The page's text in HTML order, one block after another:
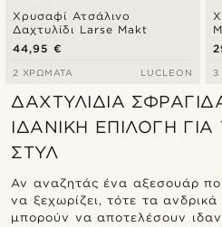
Χρυσαφί Ατσάλινο
Δαχτυλίδι Larse Makt
44,95 €
2 ΧΡΏΜΑΤΑ LUCLEON 3
ΔΑΧΤΥΛΊΔΙΑ
ΙΔΑΝΙΚΉ ΕΠΙΛΟΓΉ
ΣΤΥΛ
Αν αναζητάς ένα αξεσουάρ
να ξεχωρίζει, τότε τα
μπορούν να αποτελέσουν